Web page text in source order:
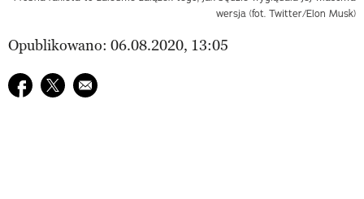
wersja (fot. Twitter/Elon Musk)
Opublikowano: 06.08.2020, 13:05
Udostępnij na facebook
Udostępnij na twitter
E-mail do przyjaciela